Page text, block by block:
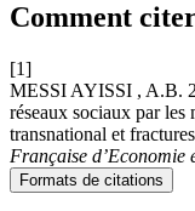
Comment
[1]
MESSI AYISSI , A.B.
réseaux sociaux par les
transnational et
Française d’Economie
Formats de citations